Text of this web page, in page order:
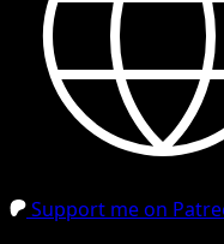
Support me on